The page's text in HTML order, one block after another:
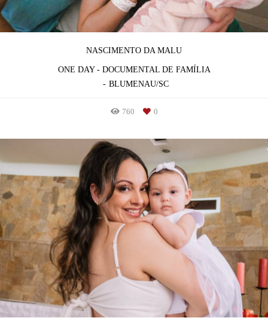
NASCIMENTO DA MALU
ONE DAY - DOCUMENTAL DE FAMÍLIA
BLUMENAU/SC
760 0